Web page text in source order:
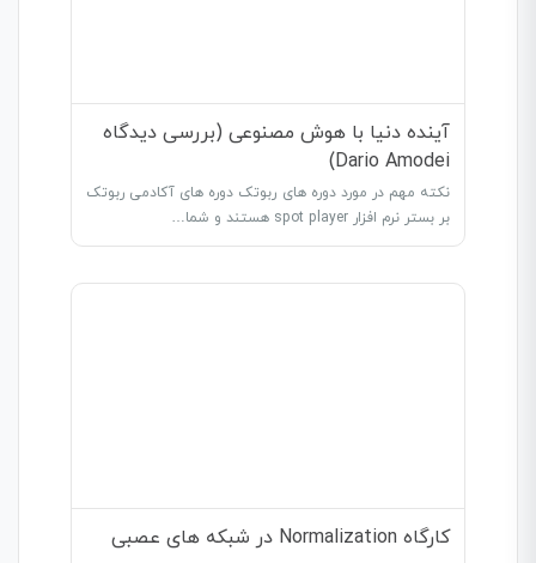
آینده دنیا با هوش مصنوعی (بررسی دیدگاه
Dario Amodei)
نکته مهم در مورد دوره های ربوتک دوره های آکادمی ربوتک
بر بستر نرم افزار spot player هستند و شما…
کارگاه Normalization در شبکه های عصبی